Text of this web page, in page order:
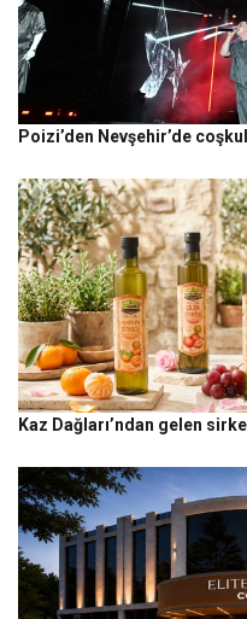
Poizi’den Nevşehir’de
Kaz Dağları’ndan gelen